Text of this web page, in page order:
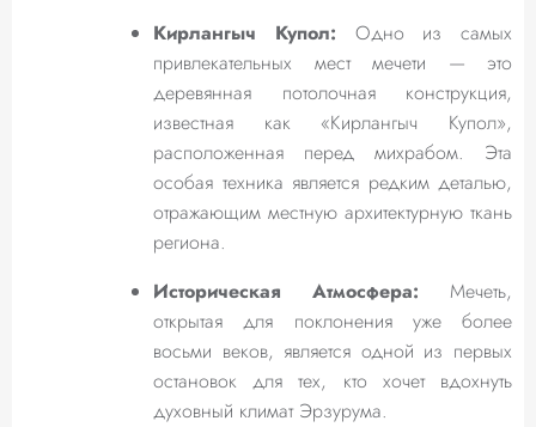
Кирлангыч Купол: Одно из самых
привлекательных мест мечети — это
деревянная потолочная конструкция,
известная как «Кирлангыч Купол»,
расположенная перед михрабом. Эта
особая техника является редким деталью,
отражающим местную архитектурную ткань
региона.
Историческая Атмосфера: Мечеть,
открытая для поклонения уже более
восьми веков, является одной из первых
остановок для тех, кто хочет вдохнуть
духовный климат Эрзурума.